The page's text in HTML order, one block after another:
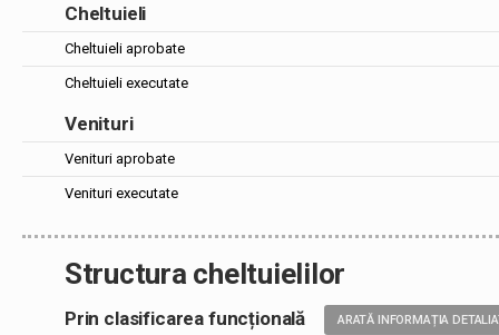
Cheltuieli
Cheltuieli aprobate
Cheltuieli executate
Venituri
Venituri aprobate
Venituri executate
Structura cheltuielilor
Prin clasificarea funcțională ARATĂ INFORMAȚIA